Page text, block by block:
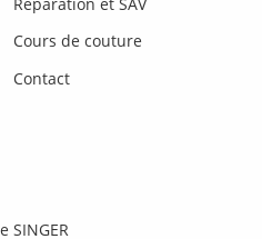
Cours de couture
Contact
SINGER